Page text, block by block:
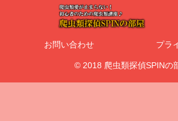
お問い合わせ プラ
© 2018 爬虫類探偵SPINの